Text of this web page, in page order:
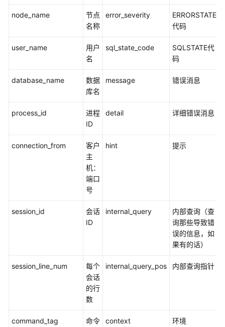
指
布
8.x）
发
_V2.0-
node_name
节点
名称
error_severity
ERRORSTATE
代码
user_name
用户
名
sql_state_code
SQLSTATE代
码
database_name
数据
库名
message 错误消息
process_id
进程
ID
detail 详细错误消息
connection_from
客户
主
机：
端口
号
hint 提示
session_id
会话
ID
internal_query
内部查询（查
询那些导致错
误的信息，如
果有的话）
session_line_num
每个
会话
的行
数
internal_query_pos 内部查询指针
command_tag
命令
context 环境